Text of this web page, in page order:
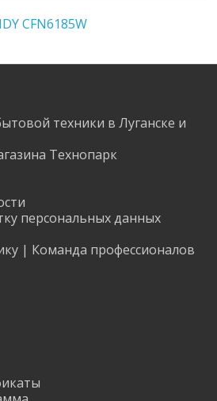
CFN6185W
техники в Луганске и
Технопарк
персональных данных
| Команда профессионалов